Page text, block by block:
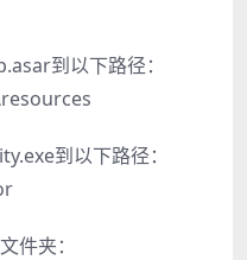
到以下路径：
到以下路径：
件夹：